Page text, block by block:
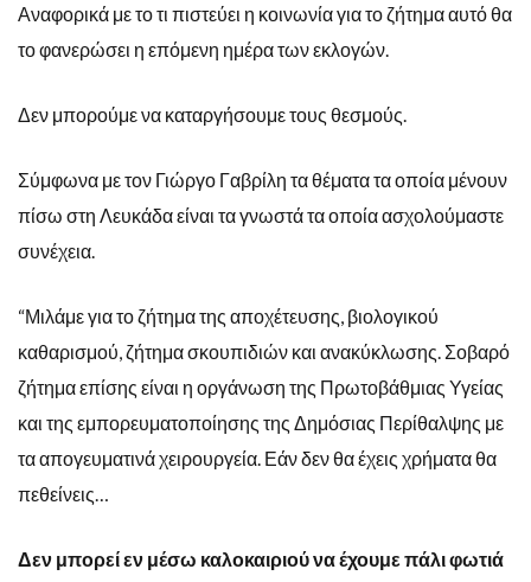
Αναφορικά με το τι πιστεύει η κοινωνία για το ζήτημα αυτό θα
το φανερώσει η επόμενη ημέρα των εκλογών.
Δεν μπορούμε να καταργήσουμε τους θεσμούς.
Σύμφωνα με τον Γιώργο Γαβρίλη τα θέματα τα οποία μένουν
πίσω στη Λευκάδα είναι τα γνωστά τα οποία ασχολούμαστε
συνέχεια.
“Μιλάμε για το ζήτημα της αποχέτευσης, βιολογικού
καθαρισμού, ζήτημα σκουπιδιών και ανακύκλωσης. Σοβαρό
ζήτημα επίσης είναι η οργάνωση της Πρωτοβάθμιας Υγείας
και της εμπορευματοποίησης της Δημόσιας Περίθαλψης με
τα απογευματινά χειρουργεία. Εάν δεν θα έχεις χρήματα θα
πεθείνεις…
Δεν μπορεί εν μέσω καλοκαιριού να έχουμε πάλι φωτιά